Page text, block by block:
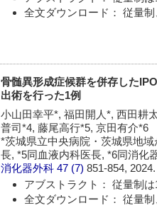
全文ダウンロード： 従量
骨髄異形成症候群を併存した
出術を行った1例
小山田幸平*, 福田開人*, 西田耕
普司*4, 藤尾高行*5, 京田有介*6
*茨城県立中央病院・茨城県地
長, *5同血液内科医長, *6同消化
消化器外科 47 (7)851-854, 2024.
アブストラクト： 従量制
全文ダウンロード： 従量